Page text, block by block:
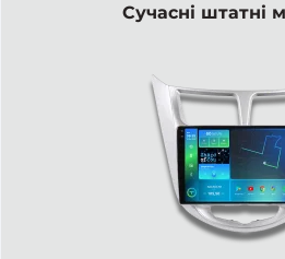
Сучасні штатні